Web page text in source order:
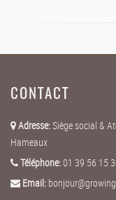
CONTACT
Adresse:Siège social &
Hameaux
Téléphone:01 39 56 15
Email: